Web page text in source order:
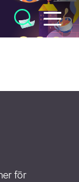
för